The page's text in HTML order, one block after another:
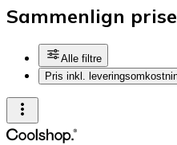
Sammenlign
Alle filtre
Pris inkl.